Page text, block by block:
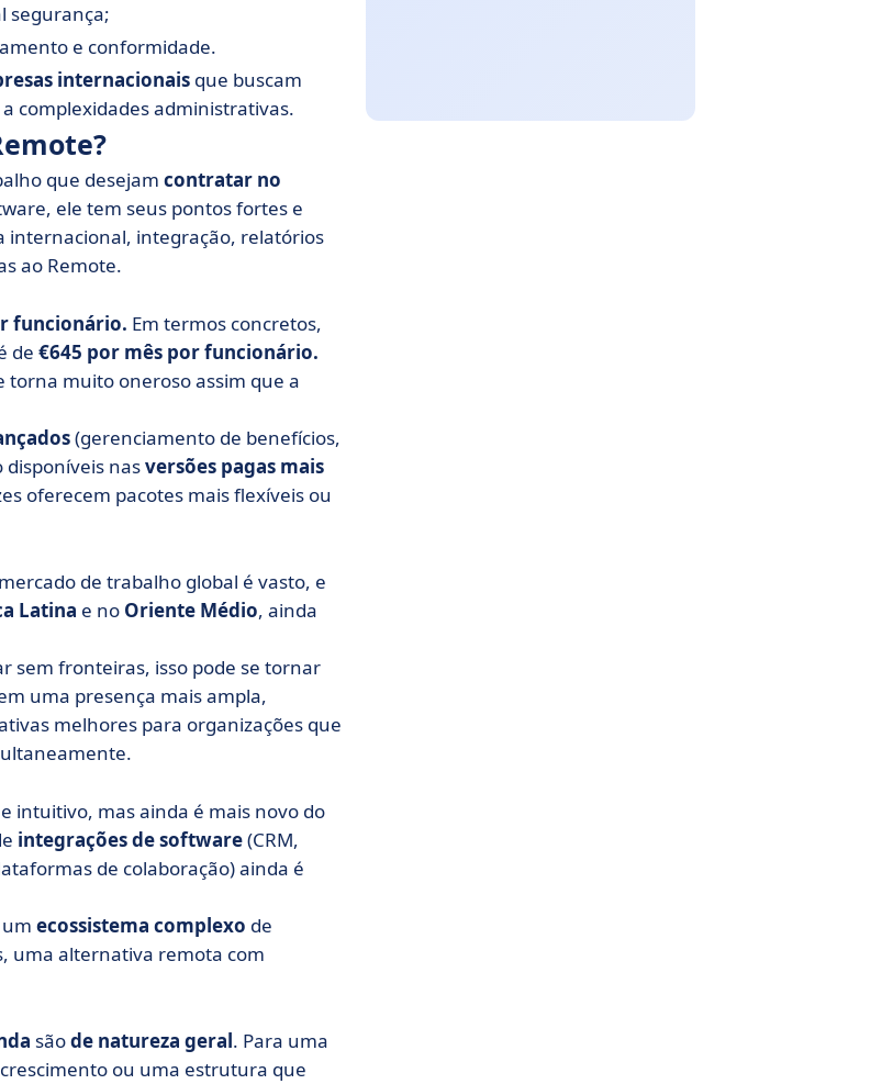
segurança;
e conformidade.
internacionais que buscam
complexidades administrativas.
que desejam contratar no
ele tem seus pontos fortes e
internacional, integração, relatórios
ao Remote.
funcionário. Em termos concretos,
de €645 por mês por funcionário.
torna muito oneroso assim que a
(gerenciamento de benefícios,
disponíveis nasversões pagas mais
oferecem pacotes mais flexíveis ou
de trabalho global é vasto, e
Latina e no Oriente Médio, ainda
sem fronteiras, isso pode se tornar
uma presença mais ampla,
melhores para organizações que
intuitivo, mas ainda é mais novo do
integrações de software(CRM,
de colaboração) ainda é
ecossistema complexo de
uma alternativa remota com
sãode natureza geral. Para uma
ou uma estrutura que